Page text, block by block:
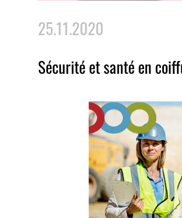
25.11.2020
Sécurité et santé en